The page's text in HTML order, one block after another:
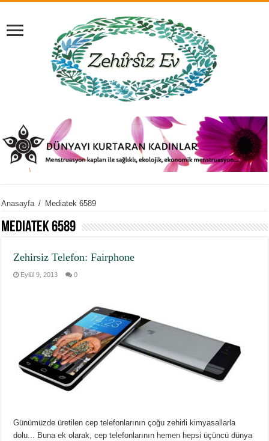
Anasayfa / Mediatek 6589
Mediatek 6589
Zehirsiz Telefon: Fairphone
Eylül 9, 2013 0
Günümüzde üretilen cep telefonlarının çoğu zehirli kimyasallarla
dolu... Buna ek olarak, cep telefonlarının hemen hepsi üçüncü dünya